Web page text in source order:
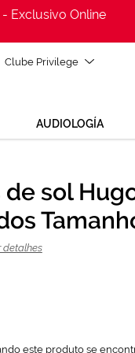
Exclusivo Online
Clube Privilege
AUDIOLOGÍA
41,10 €
€
de sol
detalhes
este produto se